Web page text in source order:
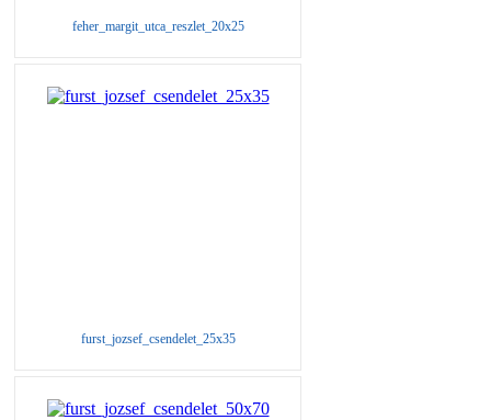
feher_margit_utca_reszlet_20x25
furst_jozsef_csendelet_25x35